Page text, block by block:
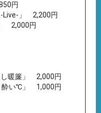
円
-Live-」 2,200円
2,000円
し暖簾」 2,000円
/ 酔い℃」 1,000円